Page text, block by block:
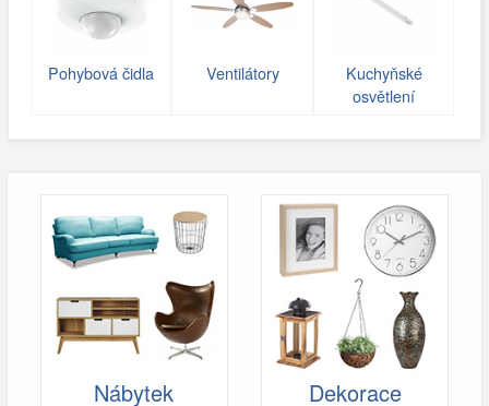
Pohybová čidla Ventilátory
Kuchyňské
osvětlení
Nábytek Dekorace